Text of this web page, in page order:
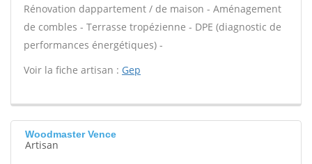
Rénovation dappartement / de maison - Aménagement
de combles - Terrasse tropézienne - DPE (diagnostic de
performances énergétiques) -
Voir la fiche artisan : Gep
Woodmaster Vence
Artisan